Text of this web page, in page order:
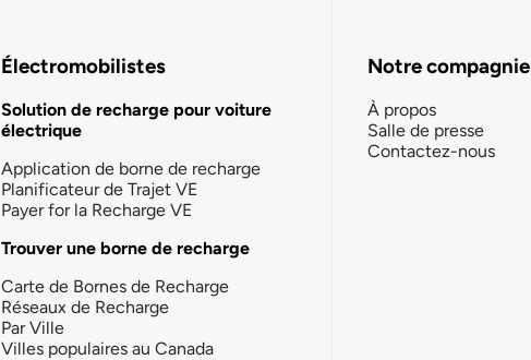
Électromobilistes
Solution de recharge pour voiture
électrique
Application de borne de recharge
Planificateur de Trajet VE
Payer for la Recharge VE
Trouver une borne de recharge
Carte de Bornes de Recharge
Réseaux de Recharge
Par Ville
Villes populaires au Canada
Notre compagnie
À propos
Salle de presse
Contactez-nous